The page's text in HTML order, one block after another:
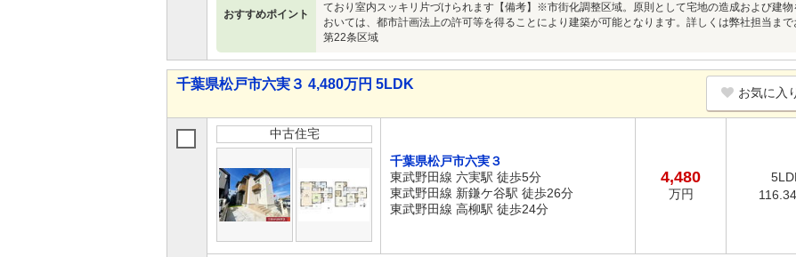
おすすめポイント
ており室内スッキリ片づけられます【備考】※市街化調整区域。原則として宅地の造成および建
おいては、都市計画法上の許可等を得ることにより建築が可能となります。詳しくは弊社担当ま
第22条区域
千葉県松戸市六実３ 4,480万円 5LDK
お気に入
中古住宅
千葉県松戸市六実３
東武野田線 六実駅 徒歩5分
東武野田線 新鎌ケ谷駅 徒歩26分
東武野田線 高柳駅 徒歩24分
4,480
万円